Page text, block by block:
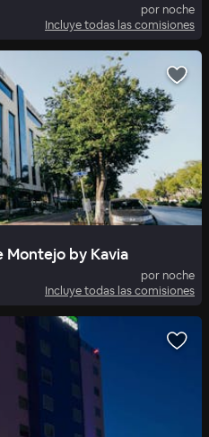
por noche
Incluye todas las comisiones
Montejo by Kavia
por noche
Incluye todas las comisiones